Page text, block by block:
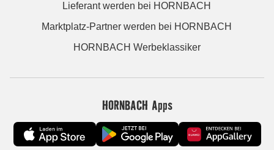
Lieferant werden bei HORNBACH
Marktplatz-Partner werden bei HORNBACH
HORNBACH Werbeklassiker
HORNBACH Apps